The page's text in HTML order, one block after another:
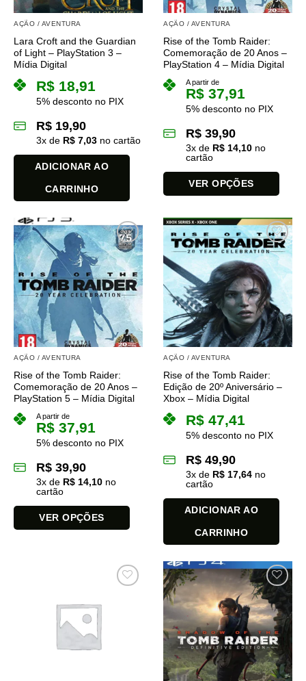
AÇÃO / AVENTURA
Lara Croft and the Guardian
of Light – PlayStation 3 –
Mídia Digital
R$ 18,91
5% desconto no PIX
R$ 19,90
3x de R$ 7,03 no cartão
ADICIONAR AO
CARRINHO
AÇÃO / AVENTURA
Rise of the Tomb Raider:
Comemoração de 20 Anos –
PlayStation 4 – Mídia Digital
A partir de
R$ 37,91
5% desconto no PIX
R$ 39,90
3x de R$ 14,10 no
cartão
VER OPÇÕES
produto
tem
várias
variantes.
opções
podem
ser
escolhidas
na
página
do
produto
AÇÃO / AVENTURA
Rise of the Tomb Raider:
Comemoração de 20 Anos –
PlayStation 5 – Mídia Digital
A partir de
R$ 37,91
5% desconto no PIX
R$ 39,90
3x de R$ 14,10 no
cartão
VER OPÇÕES
AÇÃO / AVENTURA
Rise of the Tomb Raider:
Edição de 20º Aniversário –
Xbox – Mídia Digital
R$ 47,41
5% desconto no PIX
R$ 49,90
3x de R$ 17,64 no
cartão
ADICIONAR AO
CARRINHO